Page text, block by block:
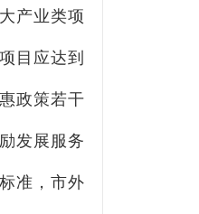
产业类项
目应达到
政策若干
发展服务
准，市外